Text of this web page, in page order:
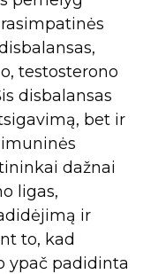
testosterono
disbalansas
bet ir
dažnai
ligas,
ir
to, kad
ypač padidinta